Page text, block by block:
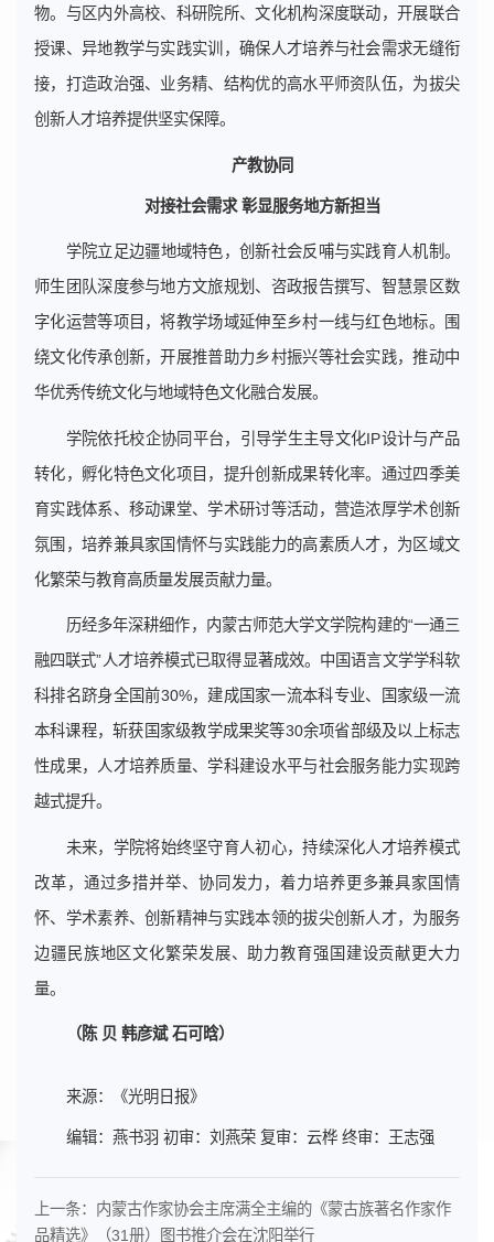
物。与区内外高校、科研院所、文化机构深度联动，开展联合
授课、异地教学与实践实训，确保人才培养与社会需求无缝衔
接，打造政治强、业务精、结构优的高水平师资队伍，为拔尖
创新人才培养提供坚实保障。
产教协同
对接社会需求 彰显服务地方新担当
学院立足边疆地域特色，创新社会反哺与实践育人机制。
师生团队深度参与地方文旅规划、咨政报告撰写、智慧景区数
字化运营等项目，将教学场域延伸至乡村一线与红色地标。围
绕文化传承创新，开展推普助力乡村振兴等社会实践，推动中
华优秀传统文化与地域特色文化融合发展。
学院依托校企协同平台，引导学生主导文化IP设计与产品
转化，孵化特色文化项目，提升创新成果转化率。通过四季美
育实践体系、移动课堂、学术研讨等活动，营造浓厚学术创新
氛围，培养兼具家国情怀与实践能力的高素质人才，为区域文
化繁荣与教育高质量发展贡献力量。
历经多年深耕细作，内蒙古师范大学文学院构建的“一通三
融四联式”人才培养模式已取得显著成效。中国语言文学学科软
科排名跻身全国前30%，建成国家一流本科专业、国家级一流
本科课程，斩获国家级教学成果奖等30余项省部级及以上标志
性成果，人才培养质量、学科建设水平与社会服务能力实现跨
越式提升。
未来，学院将始终坚守育人初心，持续深化人才培养模式
改革，通过多措并举、协同发力，着力培养更多兼具家国情
怀、学术素养、创新精神与实践本领的拔尖创新人才，为服务
边疆民族地区文化繁荣发展、助力教育强国建设贡献更大力
量。
（陈 贝 韩彦斌 石可晗）
来源：《光明日报》
编辑：燕书羽 初审：刘燕荣 复审：云桦 终审：王志强
上一条： 内蒙古作家协会主席满全主编的《蒙古族著名作家作
品精选》（31册）图书推介会在沈阳举行